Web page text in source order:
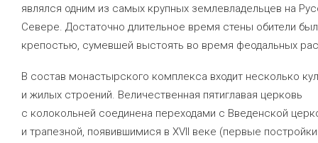
являлся одним из самых крупных землевладельцев на
Севере. Достаточно длительное время стены обители
крепостью, сумевшей выстоять во время феодальных
В состав монастырского комплекса входит несколько
и жилых строений. Величественная пятиглавая церковь
с колокольней соединена переходами с Введенской
и трапезной, появившимися в XVII веке (первые постройки